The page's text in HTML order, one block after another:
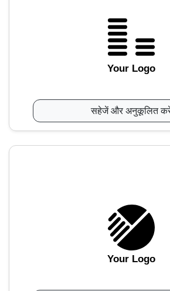
Your Logo
सहेजें और अनुकूलित
Your Logo